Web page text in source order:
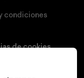
condiciones
de cookies